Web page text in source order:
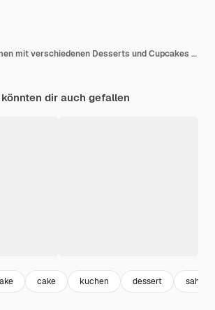
Flachstilrahmen mit verschiedenen Desserts und Cupcakes auf weißem Hintergrund Vektorillustration
dir auch gefallen
cake kuchen dessert sahne